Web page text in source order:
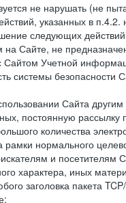
не нарушать (не
указанных в
следующих
Сайте, не
Сайтом Учетной
системы
Сайта
постоянную
количества
нормального
и
характера, иных
заголовка пакета